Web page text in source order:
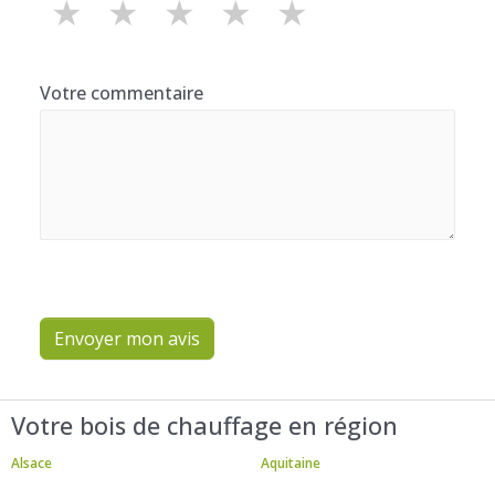
★
★
★
★
★
Votre commentaire
Envoyer mon avis
Votre bois de chauffage en région
Alsace
Aquitaine